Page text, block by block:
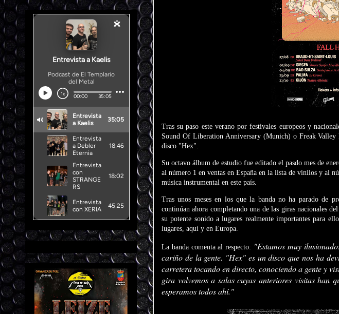
Tras su paso este verano por festivales europeos y
Sound Of Liberation Anniversary (Munich) o Freak
disco "Hex".
Su octavo álbum de estudio fue editado el pasdo mes de
al número 1 en ventas en España en la lista de vinilos y al
música instrumental en este país.
Tras unos meses en los que la banda no ha parado de
continúan ahora completando una de las giras nacionales
su potente sonido a lugares realmente importantes para
lugares, aquí y en Europa.
La banda comenta al respecto: "Estamos muy
cariño de la gente. "Hex" es un disco que nos ha
carretera tocando en directo, conociendo a gente y
gira volvemos a salas cuyas anteriores visitas han
esperamos todos ahí."